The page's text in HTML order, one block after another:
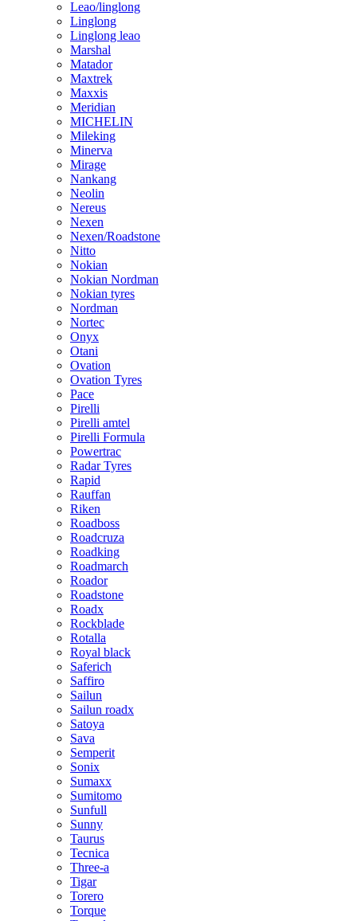
Leao/linglong
Linglong
Linglong leao
Marshal
Matador
Maxtrek
Maxxis
Meridian
MICHELIN
Mileking
Minerva
Mirage
Nankang
Neolin
Nereus
Nexen
Nexen/Roadstone
Nitto
Nokian
Nokian Nordman
Nokian tyres
Nordman
Nortec
Onyx
Otani
Ovation
Ovation Tyres
Pace
Pirelli
Pirelli amtel
Pirelli Formula
Powertrac
Radar Tyres
Rapid
Rauffan
Riken
Roadboss
Roadcruza
Roadking
Roadmarch
Roador
Roadstone
Roadx
Rockblade
Rotalla
Royal black
Saferich
Saffiro
Sailun
Sailun roadx
Satoya
Sava
Semperit
Sonix
Sumaxx
Sumitomo
Sunfull
Sunny
Taurus
Tecnica
Three-a
Tigar
Torero
Torque